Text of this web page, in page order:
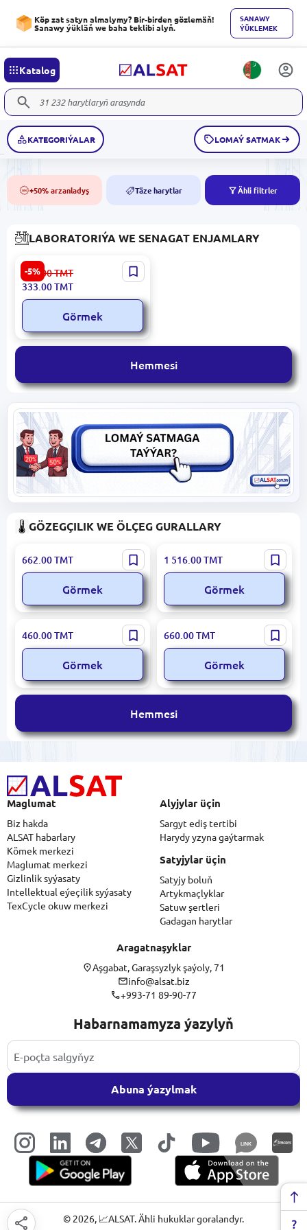
Köp zat satyn almalymy? Bir-birden gözlemäň!
Sanawy ýükläň we baha teklibi alyň.
SANAWY
ÝÜKLEMEK
Katalog
KATEGORIÝALAR LOMAÝ SATMAK
50% +50% arzanladyş NEW Täze harytlar Ähli filtrler
LABORATORIÝA WE SENAGAT ENJAMLARY
-5%
OMEKIE ZMIC1600X | Sanly
USB Mikroskop 1600X
354.00TMT
333.00TMT
Görmek
Hemmesi
GÖZEGÇILIK WE ÖLÇEG GURALLARY
Pakkens 1001001110 |
Basyş Ölçegi 100 mm 0-40
bar Gliserinli
662.00TMT
Görmek
Himlaborpribor ASP-1 |
Spirt Areometri 90-100%
1 516.00TMT
Görmek
Pakkens 1004010401 |
Ø100mm -30/+60°C
460.00TMT
Görmek
Pakkens 1002001107 |
Ø100mm gliserin, -1/+9 bar
660.00TMT
Görmek
Hemmesi
Maglumat
Biz hakda
ALSAT habarlary
Kömek merkezi
Maglumat merkezi
Gizlinlik syýasaty
Intellektual eýeçilik syýasaty
TexCycle okuw merkezi
Alyjylar üçin
Sargyt ediş tertibi
Harydy yzyna gaýtarmak
Satyjylar üçin
Satyjy boluň
Artykmaçlyklar
Satuw şertleri
Gadagan harytlar
Aragatnaşyklar
Aşgabat, Garaşsyzlyk şaýoly, 71
info@alsat.biz
+993-71 89-90-77
Habarnamamyza ýazylyň
Abuna ýazylmak
LINK
© 2026, 📈ALSAT. Ähli hukuklar goralandyr.